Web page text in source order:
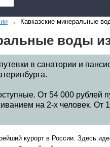
→ Кавказские минеральные
воды
в санатории и
От 54 000 рублей
на 2-х человек. От
курорт в России. Здесь